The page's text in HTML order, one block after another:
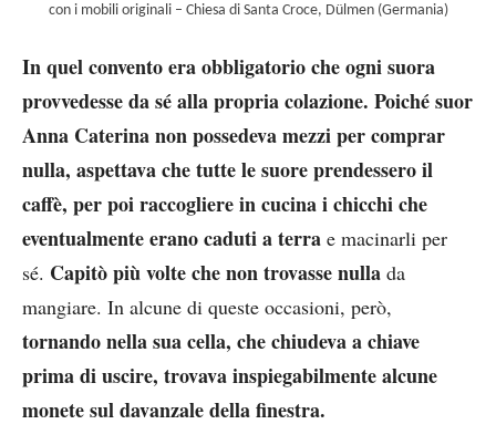
con i mobili originali – Chiesa di Santa Croce, Dülmen (Germania)
In quel convento era obbligatorio che ogni suora
provvedesse da sé alla propria colazione. Poiché suor
Anna Caterina non possedeva mezzi per comprar
nulla, aspettava che tutte le suore prendessero il
caffè, per poi raccogliere in cucina i chicchi che
eventualmente erano caduti a terra e macinarli per
sé. Capitò più volte che non trovasse nulla da
mangiare. In alcune di queste occasioni, però,
tornando nella sua cella, che chiudeva a chiave
prima di uscire, trovava inspiegabilmente alcune
monete sul davanzale della finestra.